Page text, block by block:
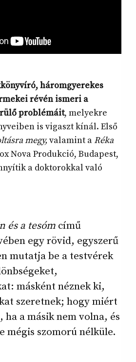
háromgyerekes
révén ismeri a
problémáit, melyekre
is vigaszt kínál. Első
megy,valamint a Réka ​
Nova Produkció, Budapest,
a doktorokkal való
és a tesóm című
egy rövid, egyszerű
mutatja be a testvérek
másként néznek ki,
szeretnek; hogy miért
ha a másik nem volna, és
mégis szomorú nélküle.